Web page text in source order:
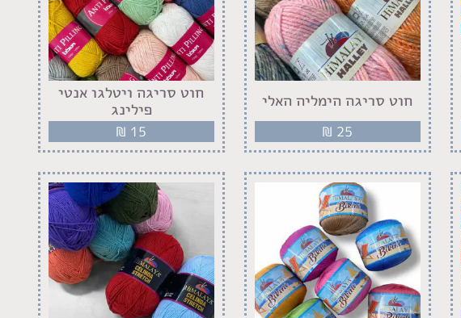
חוט סריגה הימליה האלי
₪ 25
חוט סריגה ויטלגו אנטי
פילינג
₪ 15